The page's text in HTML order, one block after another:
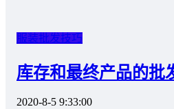
服装批发技巧
库存和最终产品的批
2020-8-5 9:33:00